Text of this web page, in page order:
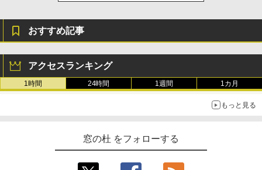
おすすめ記事
アクセスランキング
1時間 24時間 1週間 1カ月
もっと見る
窓の杜 をフォローする